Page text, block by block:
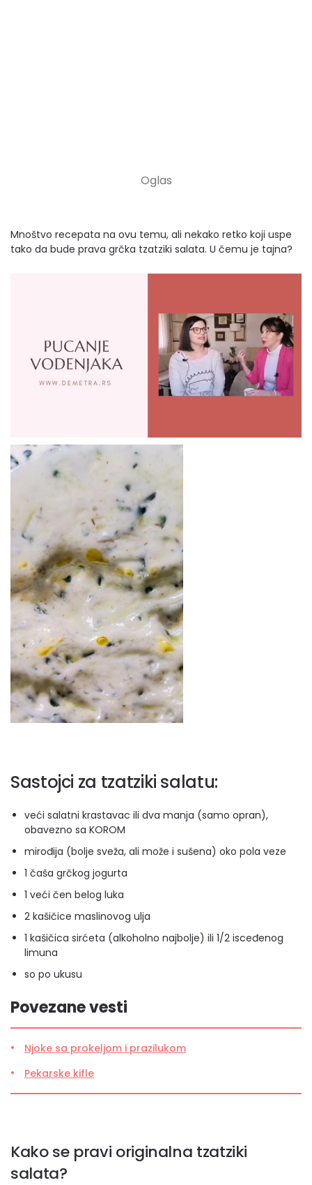
Mnoštvo recepata na ovu temu, ali nekako retko koji uspe
tako da bude prava grčka tzatziki salata. U čemu je tajna?
Sastojci za tzatziki salatu:
veći salatni krastavac ili dva manja (samo opran),
obavezno sa KOROM
mirođija (bolje sveža, ali može i sušena) oko pola veze
1 čaša grčkog jogurta
1 veći čen belog luka
2 kašičice maslinovog ulja
1 kašičica sirćeta (alkoholno najbolje) ili 1/2 isceđenog
limuna
so po ukusu
Povezane vesti
Njoke sa prokeljom i prazilukom
Pekarske kifle
Kako se pravi originalna tzatziki
salata?